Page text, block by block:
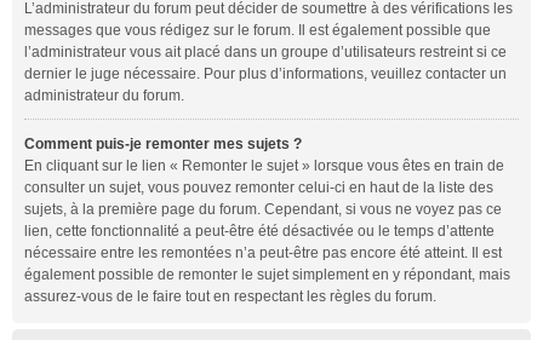
L’administrateur du forum peut décider de soumettre à des vérifications les
messages que vous rédigez sur le forum. Il est également possible que
l’administrateur vous ait placé dans un groupe d’utilisateurs restreint si ce
dernier le juge nécessaire. Pour plus d’informations, veuillez contacter un
administrateur du forum.
Comment puis-je remonter mes sujets ?
En cliquant sur le lien « Remonter le sujet » lorsque vous êtes en train de
consulter un sujet, vous pouvez remonter celui-ci en haut de la liste des
sujets, à la première page du forum. Cependant, si vous ne voyez pas ce
lien, cette fonctionnalité a peut-être été désactivée ou le temps d’attente
nécessaire entre les remontées n’a peut-être pas encore été atteint. Il est
également possible de remonter le sujet simplement en y répondant, mais
assurez-vous de le faire tout en respectant les règles du forum.